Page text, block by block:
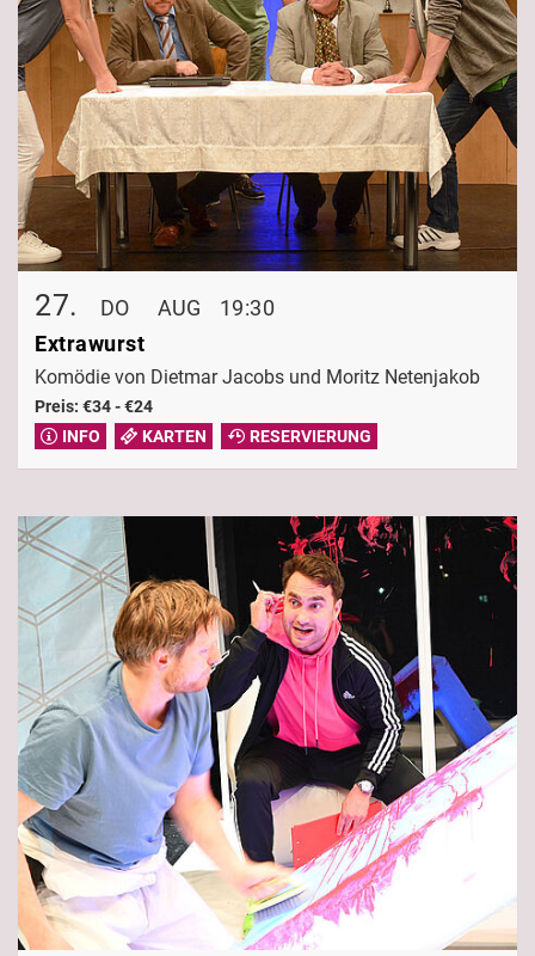
27. DO AUG
19:30
Extrawurst
Komödie von Dietmar Jacobs und Moritz Netenjakob
Preis: €34 - €24
INFO
KARTEN RESERVIERUNG